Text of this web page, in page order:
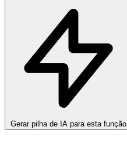
Gerar pilha de IA para esta função